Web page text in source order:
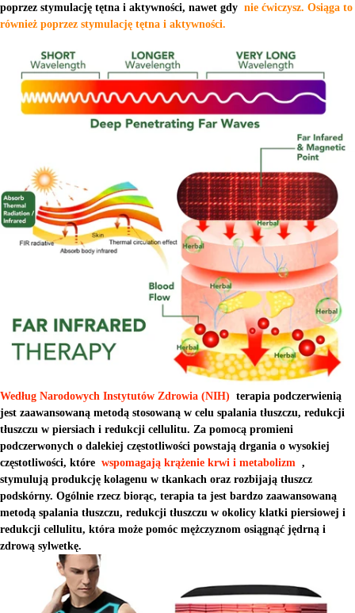
poprzez stymulację tętna i aktywności, nawet gdy nie ćwiczysz. Osiąga to
również poprzez stymulację tętna i aktywności.
Według Narodowych Instytutów Zdrowia (NIH) terapia podczerwienią
jest zaawansowaną metodą stosowaną w celu spalania tłuszczu, redukcji
tłuszczu w piersiach i redukcji cellulitu. Za pomocą promieni
podczerwonych o dalekiej częstotliwości powstają drgania o wysokiej
częstotliwości, które wspomagają krążenie krwi i metabolizm ,
stymulują produkcję kolagenu w tkankach oraz rozbijają tłuszcz
podskórny. Ogólnie rzecz biorąc, terapia ta jest bardzo zaawansowaną
metodą spalania tłuszczu, redukcji tłuszczu w okolicy klatki piersiowej i
redukcji cellulitu, która może pomóc mężczyznom osiągnąć jędrną i
zdrową sylwetkę.